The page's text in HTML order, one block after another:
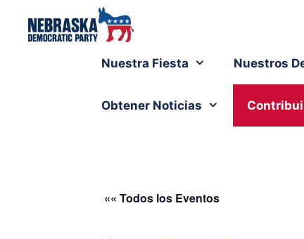
Nuestra Fiesta Nuestros
Obtener Noticias
«« Todos los Eventos